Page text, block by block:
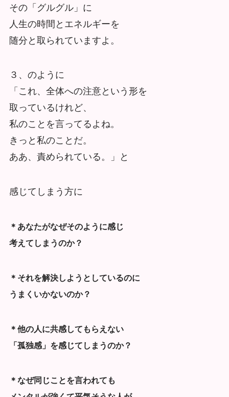
その「グルグル」に
人生の時間とエネルギーを
随分と取られていますよ。
３、のように
「これ、全体への注意という形を
取っているけれど、
私のことを言ってるよね。
きっと私のことだ。
ああ、責められている。」と
感じてしまう方に
＊あなたがなぜそのように感じ
考えてしまうのか？
＊それを解決しようとしているのに
うまくいかないのか？
＊他の人に共感してもらえない
「孤独感」を感じてしまうのか？
＊なぜ同じことを言われても